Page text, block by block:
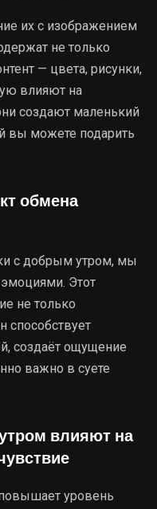
их с изображением
не только
— цвета, рисунки,
влияют на
создают маленький
вы можете подарить
обмена
с добрым утром, мы
Этот
не только
способствует
создаёт ощущение
важно в суете
влияют на
уровень